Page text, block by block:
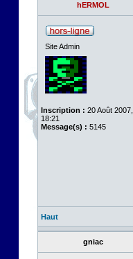
hERMOL
Site Admin
Inscription : 20 Août 2007,
18:21
Message(s) : 5145
Haut
gniac